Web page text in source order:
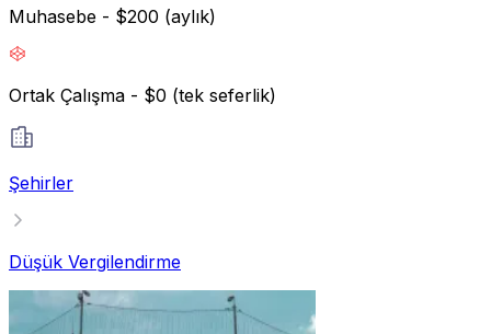
Muhasebe - $200 (aylık)
Ortak Çalışma - $0 (tek seferlik)
Şehirler
Düşük Vergilendirme